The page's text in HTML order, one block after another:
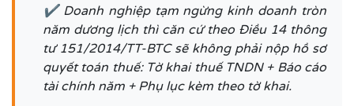
✔ Doanh nghiệp tạm ngừng kinh doanh tròn
năm dương lịch thì căn cứ theo Điều 14 thông
tư 151/2014/TT-BTC sẽ không phải nộp hồ sơ
quyết toán thuế: Tờ khai thuế TNDN + Báo cáo
tài chính năm + Phụ lục kèm theo tờ khai.